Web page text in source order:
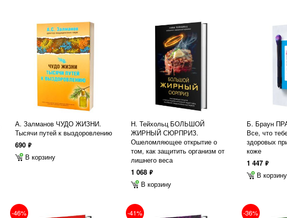
А. Залманов ЧУДО ЖИЗНИ.
Тысячи путей к выздоровлению
690 ф
В корзину
Н. Тейхольц БОЛЬШОЙ
ЖИРНЫЙ СЮРПРИЗ.
Ошеломляющее открытие о
том, как защитить организм от
лишнего веса
1 068 ф
В корзину
Б. Браун
Все, что
здоровых
коже
1 447 ф
В корзину
-46% -41% -36%